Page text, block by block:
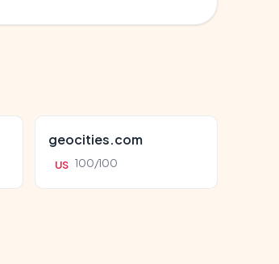
geocities.com
US 100/100